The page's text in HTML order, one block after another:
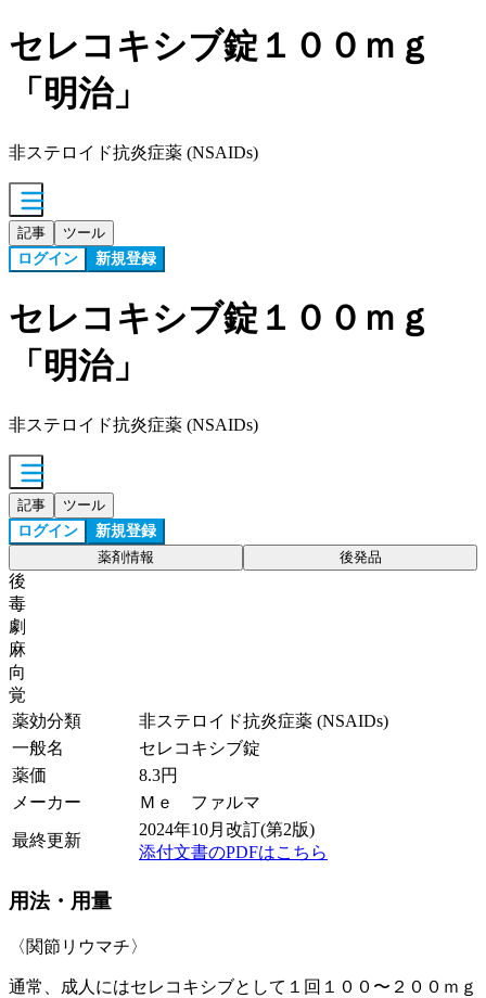
セレコキシブ錠１００ｍｇ
「明治」
非ステロイド抗炎症薬 (NSAIDs)
記事 ツール
ログイン 新規登録
セレコキシブ錠１００ｍｇ
「明治」
非ステロイド抗炎症薬 (NSAIDs)
記事 ツール
ログイン 新規登録
薬剤情報 後発品
後
毒
劇
麻
向
覚
薬効分類
非ステロイド抗炎症薬 (NSAIDs)
一般名
セレコキシブ錠
薬価
8.3円
メーカー
Ｍｅ ファルマ
最終更新
2024年10月改訂(第2版)
添付文書のPDFはこちら
用法・用量
〈関節リウマチ〉
通常、成人にはセレコキシブとして１回１００〜２００ｍｇ